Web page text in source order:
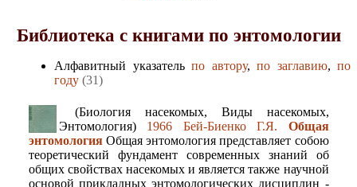
Библиотека с книгами по энтомологии
Алфавитный указатель по автору, по заглавию, по
году (31)
(Биология насекомых, Виды насекомых,
Энтомология) 1966 Бей-Биенко Г.Я. Общая
энтомологияОбщая энтомология представляет собою
теоретический фундамент современных знаний об
общих свойствах насекомых и является также научной
основой прикладных энтомологических дисциплин -